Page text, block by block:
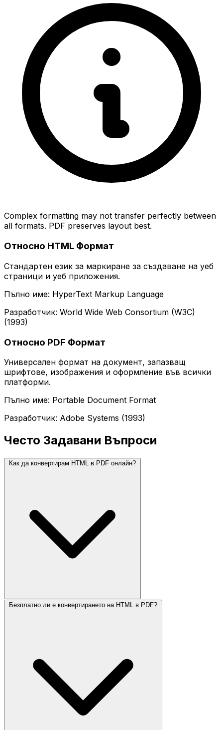
Complex formatting may not transfer perfectly between
all formats. PDF preserves layout best.
Относно HTML Формат
Стандартен език за маркиране за създаване на уеб
страници и уеб приложения.
Пълно име: HyperText Markup Language
Разработчик: World Wide Web Consortium (W3C)
(1993)
Относно PDF Формат
Универсален формат на документ, запазващ
шрифтове, изображения и оформление във всички
платформи.
Пълно име: Portable Document Format
Разработчик: Adobe Systems (1993)
Често Задавани Въпроси
Как да конвертирам HTML в PDF онлайн?
Безплатно ли е конвертирането на HTML в PDF?